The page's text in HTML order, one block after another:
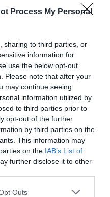
Process My Personal
sharing to third parties, or
information for
use the below opt-out
Please note that after your
may continue seeing
information utilized by
to third parties prior to
opt-out of the further
by third parties on the
This information may
on the IAB’s List of
further disclose it to other
uses one or more Google
Outs
post
non sembra in discussione
miste all’Argentina di